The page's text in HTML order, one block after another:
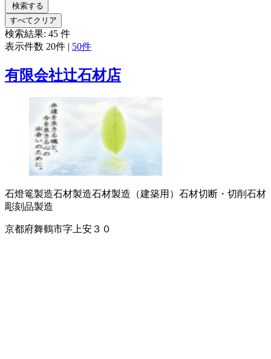
検索する
すべてクリア
検索結果: 45 件
表示件数 20件 | 50件
有限会社辻石材店
石燈篭製造石材製造石材製造（建築用） 石材切断・切削 石材
彫刻品製造
京都府舞鶴市字上安３０